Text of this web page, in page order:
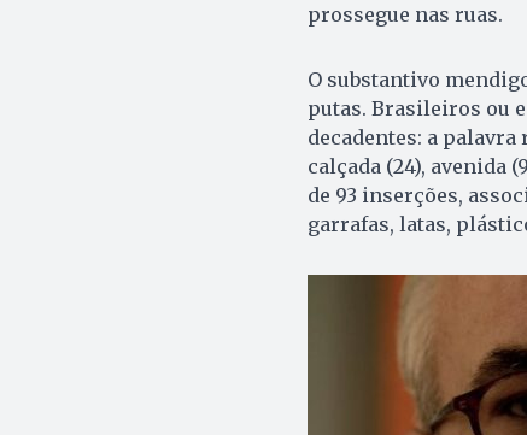
prossegue nas ruas.
O substantivo
putas. Brasileiros ou
decadentes: a palavra
calçada (24), avenida
de 93 inserções,
garrafas, latas,